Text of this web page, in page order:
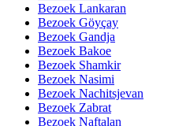
Bezoek Lankaran
Bezoek Göyçay
Bezoek Gandja
Bezoek Bakoe
Bezoek Shamkir
Bezoek Nasimi
Bezoek Nachitsjevan
Bezoek Zabrat
Bezoek Naftalan